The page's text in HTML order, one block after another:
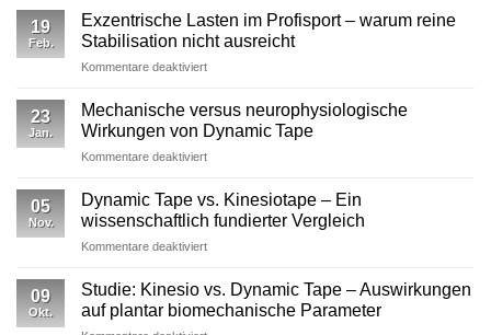
19
Feb.
Exzentrische Lasten im Profisport – warum reine
Stabilisation nicht ausreicht
Kommentare deaktiviertfür
im
Profisport
–
reine
Stabilisation
ausreicht
23
Jan.
Mechanische versus neurophysiologische
Wirkungen von Dynamic Tape
Kommentare deaktiviertfür
versus
neurophysiologische
Wirkungen
von
05
Nov.
Dynamic Tape vs. Kinesiotape – Ein
wissenschaftlich fundierter Vergleich
Kommentare deaktiviertfür
Tape
Kinesiotape
09
Okt.
Studie: Kinesio vs. Dynamic Tape – Auswirkungen
auf plantar biomechanische Parameter